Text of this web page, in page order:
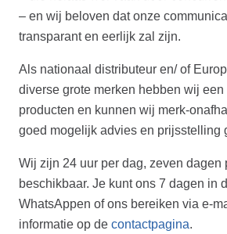
– en wij beloven dat onze
transparant en eerlijk zal zijn.
Als nationaal distributeur en/ of
diverse grote merken hebben wij een
producten en kunnen wij merk-
goed mogelijk advies en prijsstelling
Wij zijn 24 uur per dag, zeven dagen
beschikbaar. Je kunt ons 7 dagen in
WhatsAppen of ons bereiken via e-
informatie op de contactpagina.